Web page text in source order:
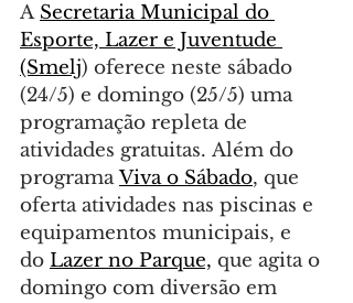
A Secretaria Municipal do
Esporte, Lazer e Juventude
(Smelj) oferece neste sábado
(24/5) e domingo (25/5) uma
programação repleta de
atividades gratuitas. Além do
programa Viva o Sábado, que
oferta atividades nas piscinas e
equipamentos municipais, e
do Lazer no Parque, que agita o
domingo com diversão em